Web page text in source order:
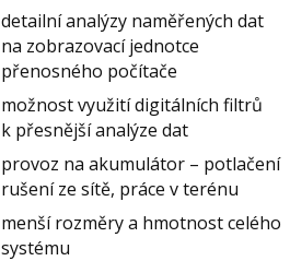
detailní analýzy naměřených dat
na zobrazovací jednotce
přenosného počítače
možnost využití digitálních filtrů
k přesnější analýze dat
provoz na akumulátor – potlačení
rušení ze sítě, práce v terénu
menší rozměry a hmotnost celého
systému